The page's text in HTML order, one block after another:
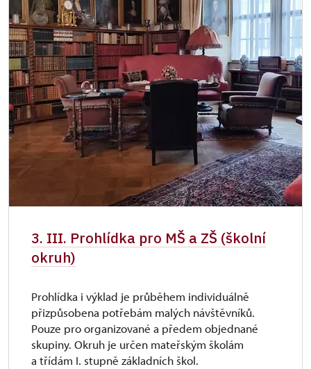
3. III. Prohlídka pro MŠ a ZŠ (školní
okruh)
Prohlídka i výklad je průběhem individuálně
přizpůsobena potřebám malých návštěvníků.
Pouze pro organizované a předem objednané
skupiny. Okruh je určen mateřským školám
a třídám I. stupně základních škol.